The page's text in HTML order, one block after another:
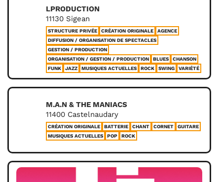
LPRODUCTION
11130 Sigean
STRUCTURE PRIVÉE CRÉATION ORIGINALE
AGENCE
DIFFUSION / ORGANISATION DE SPECTACLES
GESTION / PRODUCTION
ORGANISATION / GESTION / PRODUCTION
BLUES
CHANSON
FUNK
JAZZ MUSIQUES ACTUELLES ROCK SWING VARIÉTÉ
M.A.N & THE MANIACS
11400 Castelnaudary
CRÉATION ORIGINALE BATTERIE CHANT CORNET
GUITARE
MUSIQUES ACTUELLES
POP ROCK